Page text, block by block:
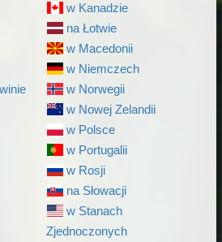
w Kanadzie
na Łotwie
w Macedonii
w Niemczech
w Norwegii
w Nowej Zelandii
w Polsce
w Portugalii
w Rosji
na Słowacji
w Stanach
Zjednoczonych